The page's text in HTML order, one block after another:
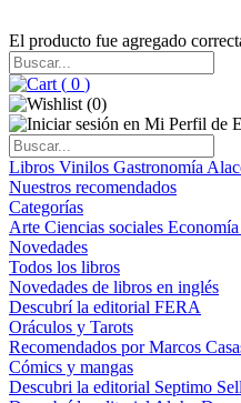
El producto fue agregado
( 0 )
(0)
Libros Vinilos Gastronomía
Nuestros recomendados
Categorías
Arte Ciencias sociales Economía
Novedades
Todos los libros
Novedades de libros en inglés
Descubrí la editorial FERA
Oráculos y Tarots
Recomendados por Marcos
Cómics y mangas
Descubri la editorial Septimo